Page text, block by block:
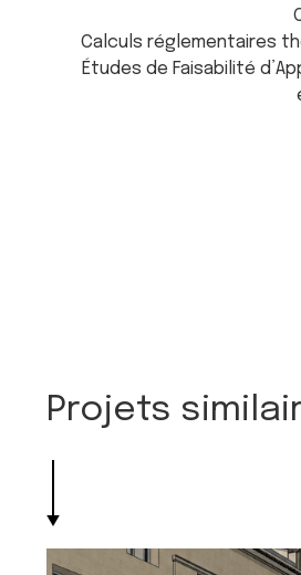
Calculs réglementaires
Études de Faisabilité
Projets